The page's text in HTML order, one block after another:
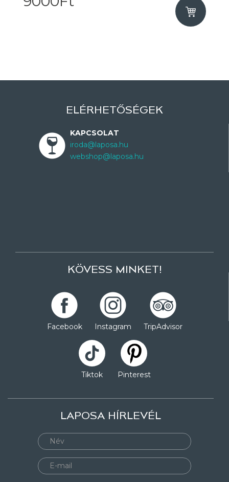
ELÉRHETŐSÉGEK
KAPCSOLAT
iroda@laposa.hu
webshop@laposa.hu
KÖVESS MINKET!
Facebook Instagram TripAdvisor
Tiktok Pinterest
LAPOSA HÍRLEVÉL